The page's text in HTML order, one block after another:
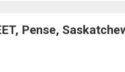
Pense,